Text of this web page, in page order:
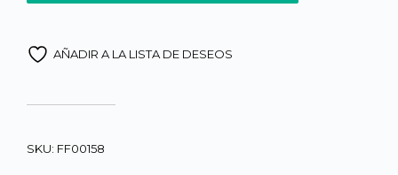
AÑADIR A LA LISTA DE DESEOS
SKU: FF00158